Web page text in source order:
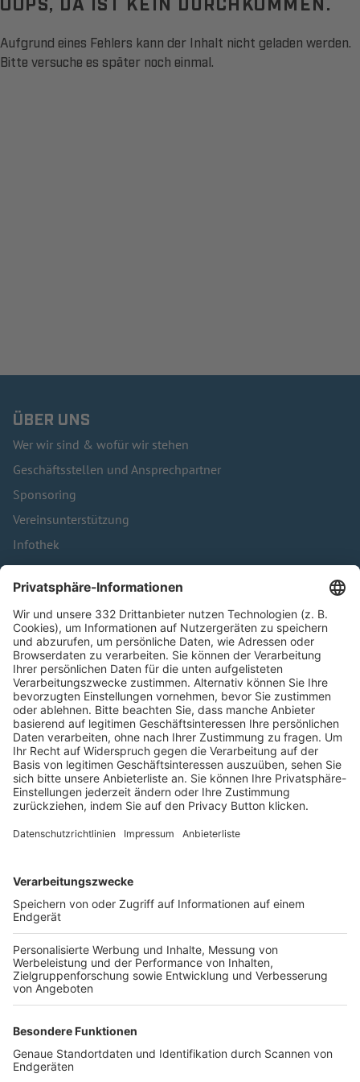
Aufgrund eines Fehlers kann der Inhalt nicht geladen werden.
Bitte versuche es später noch einmal.
ÜBER UNS
Wer wir sind & wofür wir stehen
Geschäftsstellen und Ansprechpartner
Sponsoring
Vereinsunterstützung
Infothek
Kontakt
HÄUFIG BESUCHTE SEITEN
Pässe und Vereinswechsel
Trainerausbildung
Schulungsangebot Vereinsmitarbeiter
BFV-Geschäftsstellen
Trainerbörse
Login SpielPlus
FOLGE DEM BFV
TOP-VEREINE
TOP-PARTNER